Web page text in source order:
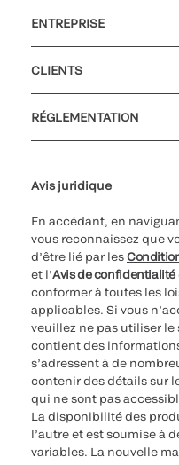
ENTREPRISE
CLIENTS
RÉGLEMENTATION
Avis juridique
En accédant, en
vous reconnaissez que
d’être lié par les
et l’Avis de confidentialité
conformer à toutes les
applicables. Si vous
veuillez ne pas utiliser le
contient des
s’adressent à de
contenir des détails sur
qui ne sont pas
La disponibilité des
l’autre et est soumise à
variables. La nouvelle